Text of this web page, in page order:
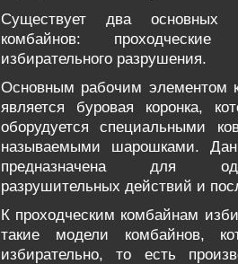
Существует два основных
комбайнов:
избирательного разрушения.
Основным рабочим элементом
является буровая коронка,
оборудуется специальными
называемыми шарошками.
предназначена для
разрушительных действий и
К проходческим комбайнам
такие модели комбайнов,
избирательно, то есть